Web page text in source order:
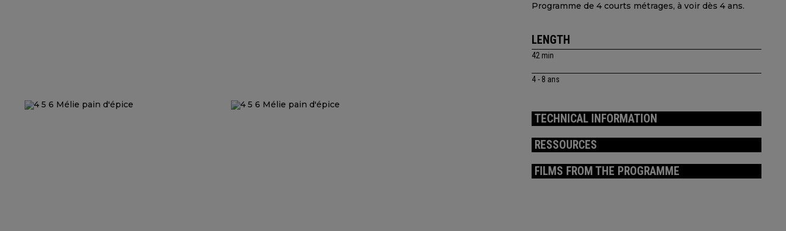
Programme de 4 courts métrages, à voir dès 4 ans.
LENGTH
42 min
4 - 8 ans
TECHNICAL INFORMATION
RESSOURCES
FILMS FROM THE PROGRAMME